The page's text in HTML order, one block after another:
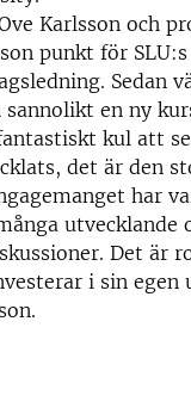
Karlsson och
punkt för
Sedan
en ny
kul att
det är den
har
utvecklande
Det är
i sin egen